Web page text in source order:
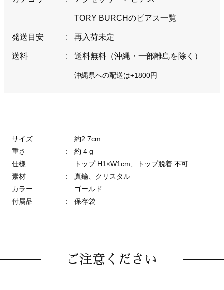
TORY BURCHのピアス一覧
発送目安 : 再入荷未定
送料 : 送料無料（沖縄・一部離島を除く）
沖縄県への配送は+1800円
サイズ :
約2.7cm
重さ
:
約 4 g
仕様
:
トップ H1×W1cm、トップ脱着 不可
素材
:
真鍮、クリスタル
カラー
:
ゴールド
付属品
: 保存袋
ご注意ください